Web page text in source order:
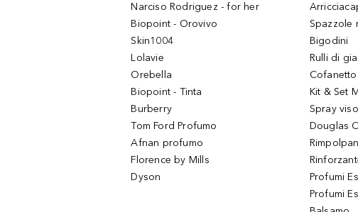
Narciso Rodriguez - for her
Biopoint - Orovivo
Skin1004
Lolavie
Orebella
Biopoint - Tinta
Burberry
Tom Ford Profumo
Afnan profumo
Florence by Mills
Dyson
Spazzole
Bigodini
Rulli di
Kit & Set
Spray viso
Douglas
Profumi
Profumi